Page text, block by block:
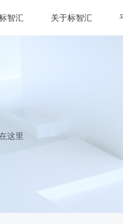
智汇 关于标智汇
这里